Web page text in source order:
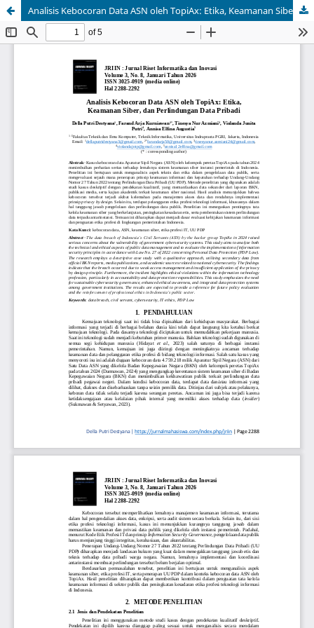
Analisis Kebocoran Data ASN oleh TopiAx: Etika, Keamanan Siber, dan Perlindungan Data Pribadi